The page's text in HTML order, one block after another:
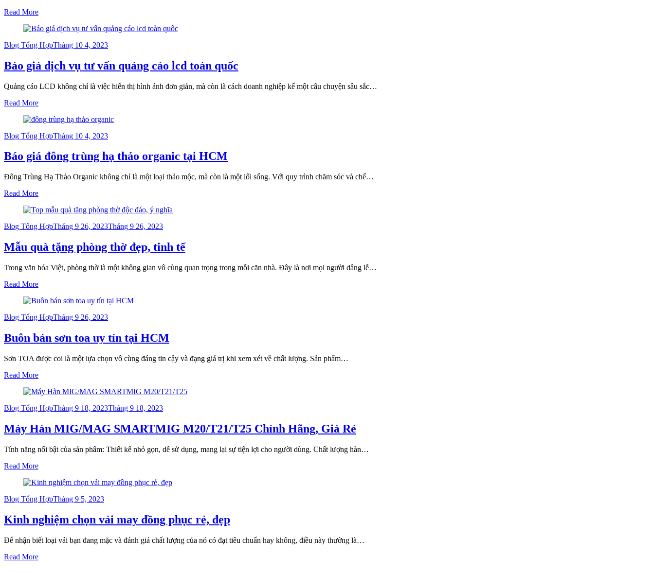
Read More
Blog Tổng HợpPosted
Tháng 10 4, 2023
Báo giá dịch vụ tư vấn quảng cáo lcd toàn quốc
Quảng cáo LCD không chỉ là việc hiển thị hình ảnh đơn giản, mà còn là cách doanh nghiệp kể một câu chuyện sâu sắc…
Read More
Blog Tổng HợpPosted
Tháng 10 4, 2023
Báo giá đông trùng hạ thảo organic tại HCM
Đông Trùng Hạ Thảo Organic không chỉ là một loại thảo mộc, mà còn là một lối sống. Với quy trình chăm sóc và chế…
Read More
Blog Tổng HợpPosted
Tháng 9 26, 2023Tháng 9 26, 2023
Mẫu quà tặng phòng thờ đẹp, tinh tế
Trong văn hóa Việt, phòng thờ là một không gian vô cùng quan trọng trong mỗi căn nhà. Đây là nơi mọi người dâng lễ…
Read More
Blog Tổng HợpPosted
Tháng 9 26, 2023
Buôn bán sơn toa uy tín tại HCM
Sơn TOA được coi là một lựa chọn vô cùng đáng tin cậy và đạng giá trị khi xem xét về chất lượng. Sản phẩm…
Read More
Blog Tổng HợpPosted
Tháng 9 18, 2023Tháng 9 18, 2023
Máy Hàn MIG/MAG SMARTMIG M20/T21/T25 Chính Hãng, Giá Rẻ
Tính năng nổi bật của sản phẩm: Thiết kế nhỏ gọn, dễ sử dụng, mang lại sự tiện lợi cho người dùng. Chất lượng hàn…
Read More
Blog Tổng HợpPosted
Tháng 9 5, 2023
Kinh nghiệm chọn vải may đồng phục rẻ, đẹp
Để nhận biết loại vải bạn đang mặc và đánh giá chất lượng của nó có đạt tiêu chuẩn hay không, điều này thường là…
Read More